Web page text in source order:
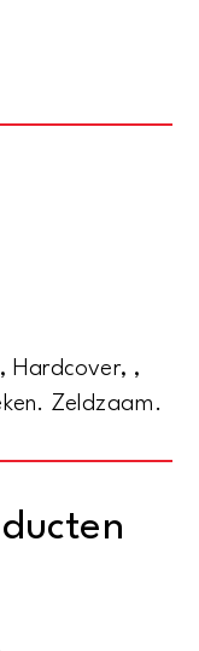
Hardcover, ,
Zeldzaam.